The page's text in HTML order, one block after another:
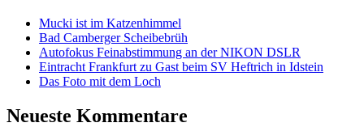
Mucki ist im Katzenhimmel
Bad Camberger Scheibebrüh
Autofokus Feinabstimmung an der NIKON DSLR
Eintracht Frankfurt zu Gast beim SV Heftrich in Idstein
Das Foto mit dem Loch
Neueste Kommentare